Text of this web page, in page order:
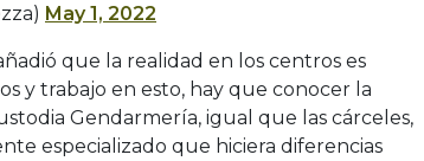
May 1, 2022
que la realidad en los centros es
y trabajo en esto, hay que conocer la
Gendarmería, igual que las cárceles,
especializado que hiciera diferencias